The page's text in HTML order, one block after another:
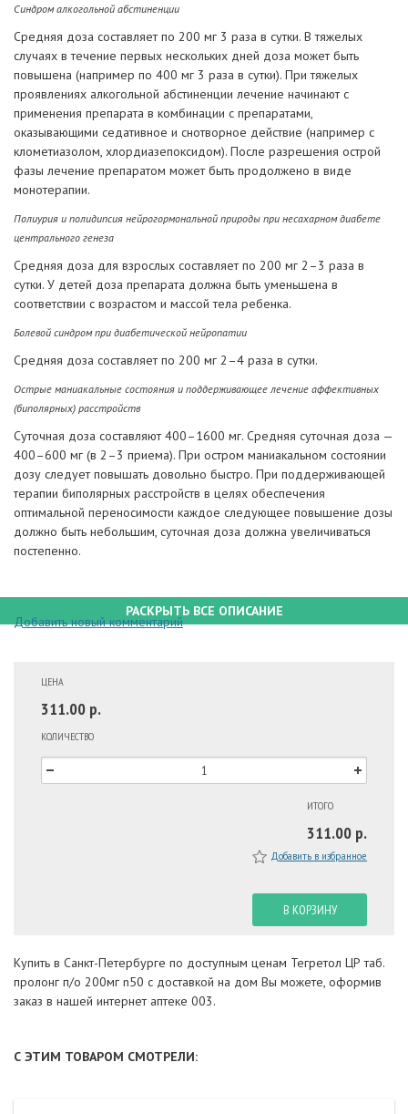
Синдром алкогольной абстиненции
Средняя доза составляет по 200 мг 3 раза в сутки. В тяжелых
случаях в течение первых нескольких дней доза может быть
повышена (например по 400 мг 3 раза в сутки). При тяжелых
проявлениях алкогольной абстиненции лечение начинают с
применения препарата в комбинации с препаратами,
оказывающими седативное и снотворное действие (например с
клометиазолом, хлордиазепоксидом). После разрешения острой
фазы лечение препаратом может быть продолжено в виде
монотерапии.
Полиурия и полидипсия нейрогормональной природы при несахарном диабете
центрального генеза
Средняя доза для взрослых составляет по 200 мг 2–3 раза в
сутки. У детей доза препарата должна быть уменьшена в
соответствии с возрастом и массой тела ребенка.
Болевой синдром при диабетической нейропатии
Средняя доза составляет по 200 мг 2–4 раза в сутки.
Острые маниакальные состояния и поддерживающее лечение аффективных
(биполярных) расстройств
Суточная доза составляют 400–1600 мг. Средняя суточная доза —
400–600 мг (в 2–3 приема). При остром маниакальном состоянии
дозу следует повышать довольно быстро. При поддерживающей
терапии биполярных расстройств в целях обеспечения
оптимальной переносимости каждое следующее повышение дозы
должно быть небольшим, суточная доза должна увеличиваться
постепенно.
РАСКРЫТЬ ВСЕ ОПИСАНИЕ
Добавить новый комментарий
ЦЕНА
311.00 р.
КОЛИЧЕСТВО
ИТОГО
311.00 р.
Добавить в избранное
В КОРЗИНУ
Купить в Санкт-Петербурге по доступным ценам Тегретол ЦР таб.
пролонг п/о 200мг n50 с доставкой на дом Вы можете, оформив
заказ в нашей интернет аптеке 003.
С ЭТИМ ТОВАРОМ СМОТРЕЛИ: